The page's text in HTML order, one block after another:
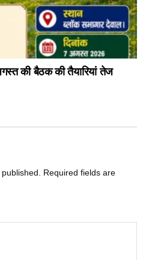
की बैठक की तैयारियां तेज
Required fields are